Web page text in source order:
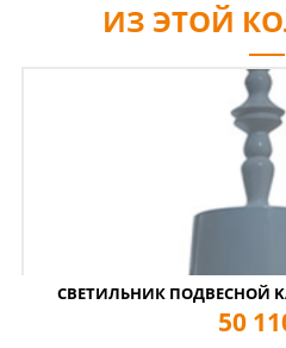
ИЗ ЭТОЙ
СВЕТИЛЬНИК ПОДВЕСНОЙ
50